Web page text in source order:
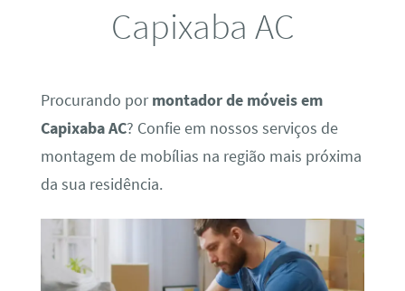
Capixaba AC
Procurando pormontador de móveis em
Capixaba AC? Confie em nossos serviços de
montagem de mobílias na região mais próxima
da sua residência.